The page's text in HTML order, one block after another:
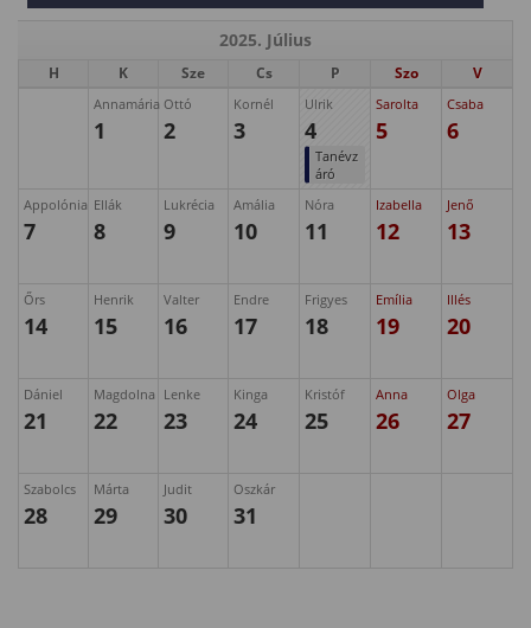
2025. Július
H K Sze Cs P Szo V
Annamária
1
Ottó
2
Kornél
3
Ulrik
4
Tanévz
áró
Sarolta
5
Csaba
6
Appolónia
7
Ellák
8
Lukrécia
9
Amália
10
Nóra
11
Izabella
12
Jenő
13
Őrs
14
Henrik
15
Valter
16
Endre
17
Frigyes
18
Emília
19
Illés
20
Dániel
21
Magdolna
22
Lenke
23
Kinga
24
Kristóf
25
Anna
26
Olga
27
Szabolcs
28
Márta
29
Judit
30
Oszkár
31